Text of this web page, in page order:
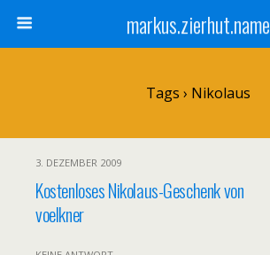
markus.zierhut.name
Tags › Nikolaus
3. DEZEMBER 2009
Kostenloses Nikolaus-Geschenk von
voelkner